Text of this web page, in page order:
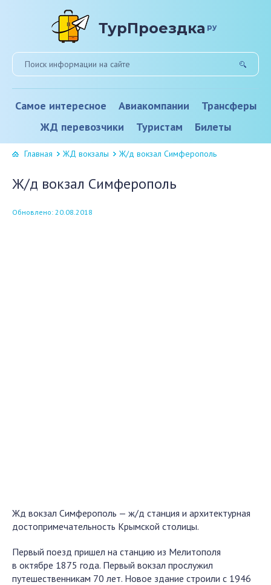
ТурПроездка ру
Самое интересное Авиакомпании
Трансферы
ЖД перевозчики
Туристам Билеты
Главная ЖД вокзалы Ж/д вокзал Симферополь
Ж/д вокзал Симферополь
Обновлено: 20.08.2018
Жд вокзал Симферополь — ж/д станция и архитектурная
достопримечательность Крымской столицы.
Первый поезд пришел на станцию из Мелитополя
в октябре 1875 года. Первый вокзал прослужил
путешественникам 70 лет. Новое здание строили с 1946